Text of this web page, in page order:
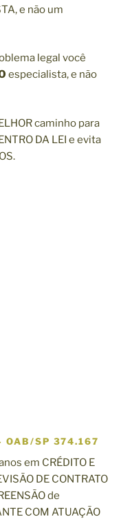
e não um
legal você
especialista, e não
caminho para
DA LEI e evita
OAB/SP 374.167
em CRÉDITO E
DE CONTRATO
de
COM ATUAÇÃO